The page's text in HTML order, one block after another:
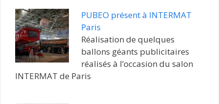
PUBEO présent à INTERMAT
Paris
Réalisation de quelques
ballons géants publicitaires
réalisés à l’occasion du salon
INTERMAT de Paris